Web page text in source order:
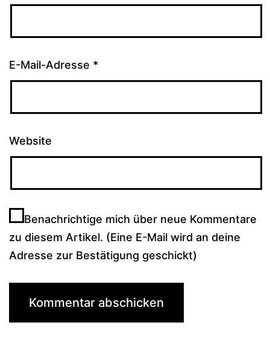
E-Mail-Adresse *
Website
Benachrichtige mich über neue Kommentare
zu diesem Artikel. (Eine E-Mail wird an deine
Adresse zur Bestätigung geschickt)